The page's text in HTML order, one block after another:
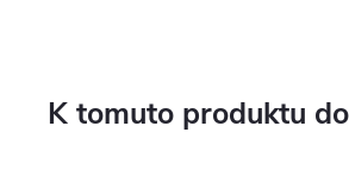
K tomuto produktu